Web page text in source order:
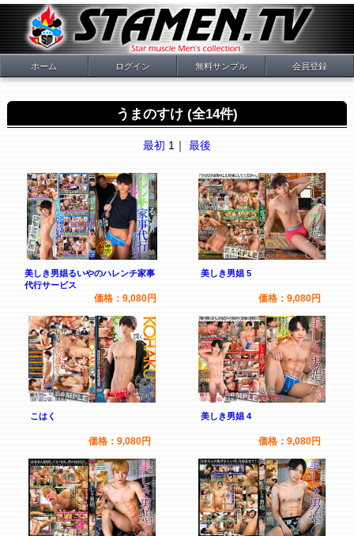
ホーム ログイン 無料サンプル 会員登録
うまのすけ (全14件)
最初 1｜ 最後
美しき男娼るいやのハレンチ家事
代行サービス
価格：9,080円
美しき男娼 5
価格：9,080円
こはく
価格：9,080円
美しき男娼 4
価格：9,080円